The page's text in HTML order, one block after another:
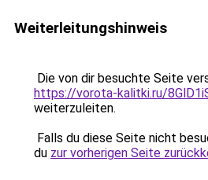
Weiterleitungshinweis
Die von dir besuchte Seite
https://vorota-kalitki.ru/
weiterzuleiten.
Falls du diese Seite nicht
du zur vorherigen Seite